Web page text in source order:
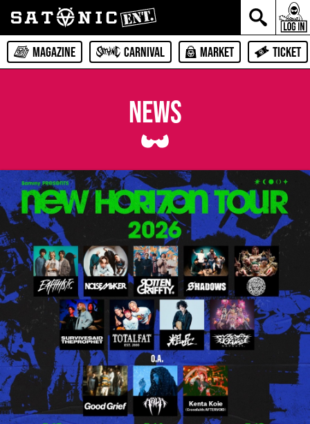
MAGAZINE CARNIVAL MARKET TICKET
NEWS